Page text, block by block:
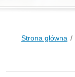
Strona główna